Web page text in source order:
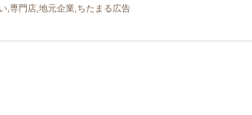
,専門店,地元企業,ちたまる広告